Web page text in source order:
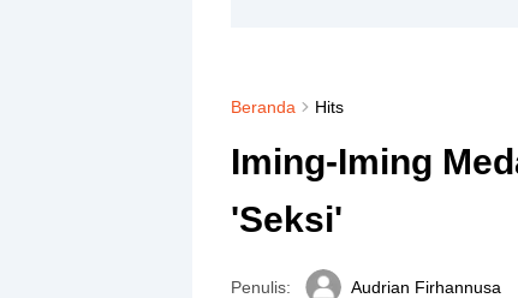
Beranda Hits
Iming-Iming
'Seksi'
Penulis: Audrian Firhannusa